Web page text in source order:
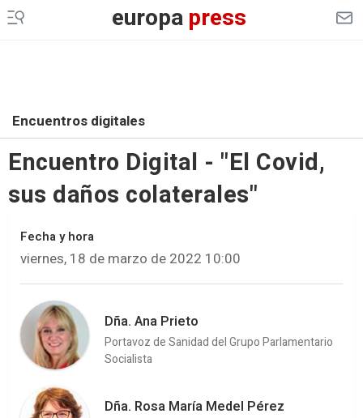
europapress
Encuentros digitales
Encuentro Digital - "El Covid,
sus daños colaterales"
Fecha y hora
viernes, 18 de marzo de 2022 10:00
Dña. Ana Prieto
Portavoz de Sanidad del Grupo Parlamentario
Socialista
Dña. Rosa María Medel Pérez